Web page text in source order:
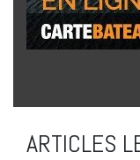
ARTICLES